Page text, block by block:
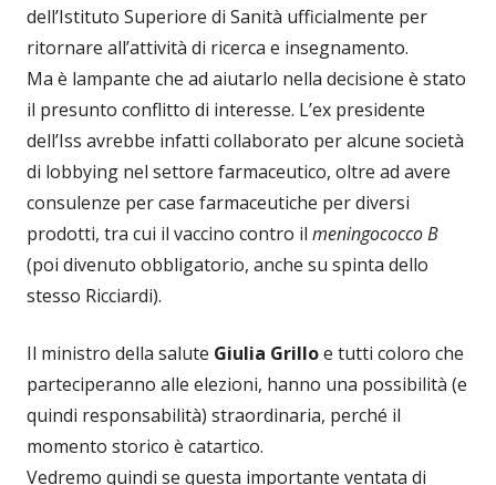
dell’Istituto Superiore di Sanità ufficialmente per
ritornare all’attività di ricerca e insegnamento.
Ma è lampante che ad aiutarlo nella decisione è stato
il presunto conflitto di interesse. L’ex presidente
dell’Iss avrebbe infatti collaborato per alcune società
di lobbying nel settore farmaceutico, oltre ad avere
consulenze per case farmaceutiche per diversi
prodotti, tra cui il vaccino contro il meningococco B
(poi divenuto obbligatorio, anche su spinta dello
stesso Ricciardi).
Il ministro della salute Giulia Grilloe tutti coloro che
parteciperanno alle elezioni, hanno una possibilità (e
quindi responsabilità) straordinaria, perché il
momento storico è catartico.
Vedremo quindi se questa importante ventata di